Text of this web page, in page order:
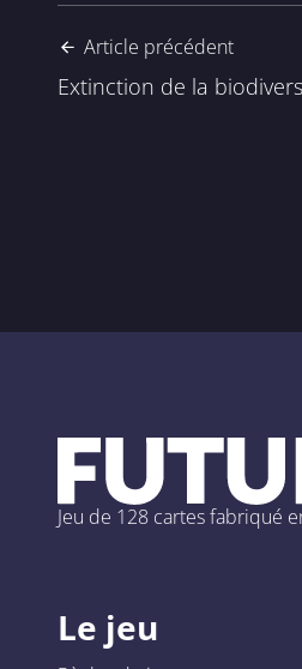
Article précédent
Extinction de la
Jeu de 128 cartes fabriqué
Le jeu